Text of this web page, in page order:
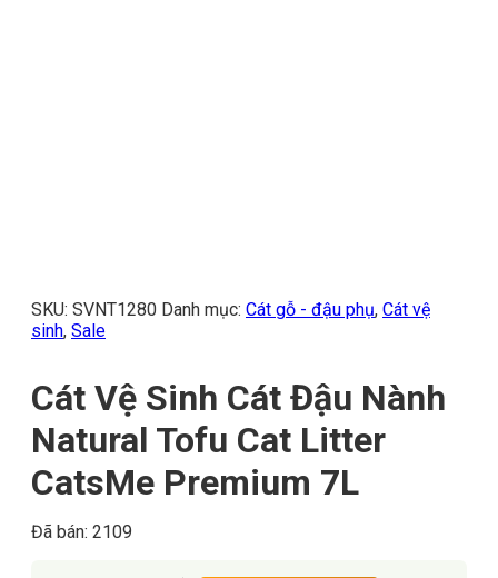
SKU: SVNT1280 Danh mục: Cát gỗ - đậu phụ, Cát vệ
sinh, Sale
Cát Vệ Sinh Cát Đậu Nành
Natural Tofu Cat Litter
CatsMe Premium 7L
Đã bán: 2109